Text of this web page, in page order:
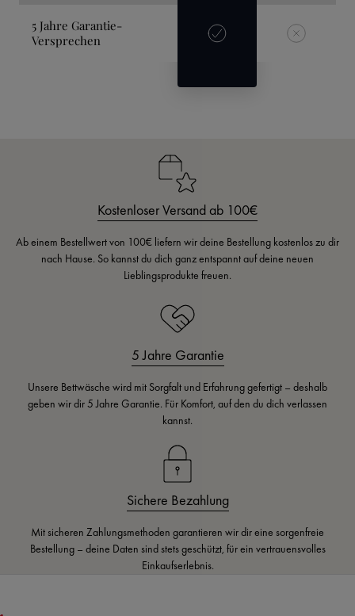
5 Jahre Garantie-
Versprechen
Kostenloser Versand ab 100€
Ab einem Bestellwert von 100€ liefern wir deine Bestellung kostenlos zu dir
nach Hause. So kannst du dich ganz entspannt auf deine neuen
Lieblingsprodukte freuen.
5 Jahre Garantie
Unsere Bettwäsche wird mit Sorgfalt und Erfahrung gefertigt – deshalb
geben wir dir 5 Jahre Garantie. Für Komfort, auf den du dich verlassen
kannst.
Sichere Bezahlung
Mit sicheren Zahlungsmethoden garantieren wir dir eine sorgenfreie
Bestellung – deine Daten sind stets geschützt, für ein vertrauensvolles
Einkaufserlebnis.